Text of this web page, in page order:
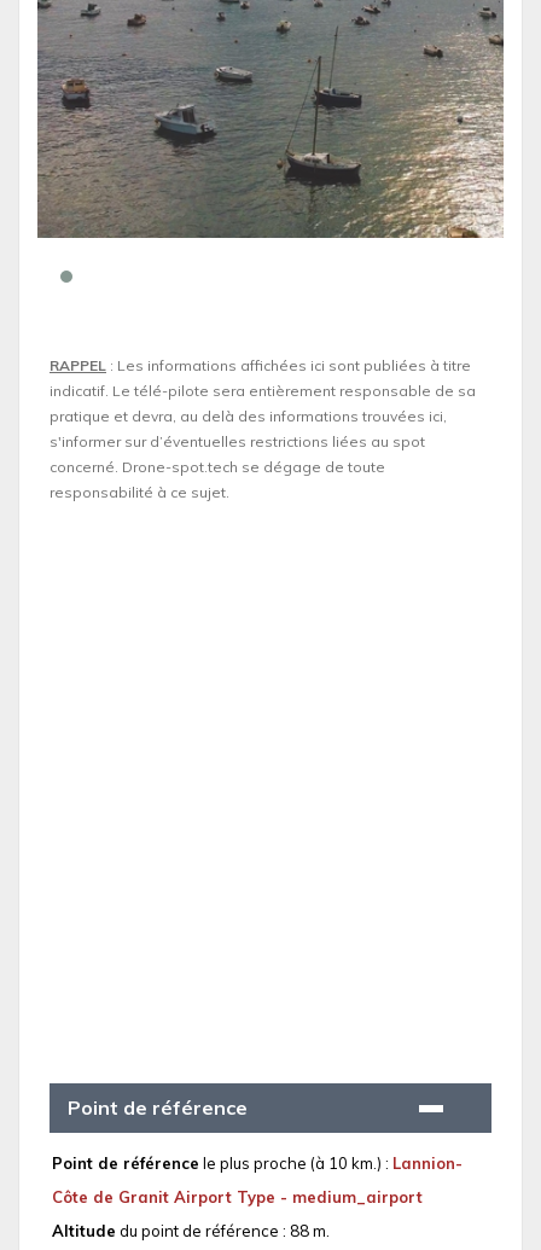
RAPPEL : Les informations affichées ici sont publiées à titre
indicatif. Le télé-pilote sera entièrement responsable de sa
pratique et devra, au delà des informations trouvées ici,
s'informer sur d’éventuelles restrictions liées au spot
concerné. Drone-spot.tech se dégage de toute
responsabilité à ce sujet.
Point de référence
Point de référence le plus proche (à 10 km.) : Lannion-
Côte de Granit Airport Type - medium_airport
Altitude du point de référence : 88 m.